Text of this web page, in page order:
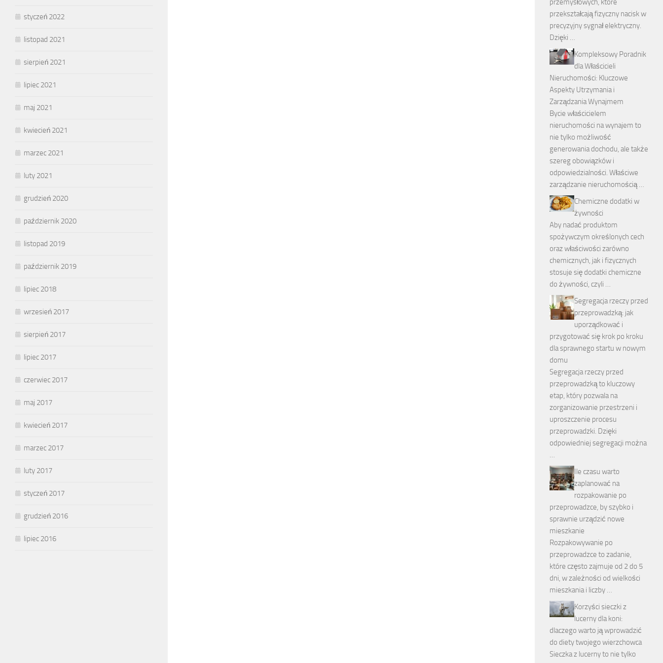
styczeń 2022
listopad 2021
sierpień 2021
lipiec 2021
maj 2021
kwiecień 2021
marzec 2021
luty 2021
grudzień 2020
październik 2020
listopad 2019
październik 2019
lipiec 2018
wrzesień 2017
sierpień 2017
lipiec 2017
czerwiec 2017
maj 2017
kwiecień 2017
marzec 2017
luty 2017
styczeń 2017
grudzień 2016
lipiec 2016
przemysłowych, które
przekształcają fizyczny nacisk w
precyzyjny sygnał elektryczny.
Dzięki …
Kompleksowy Poradnik
dla Właścicieli
Nieruchomości: Kluczowe
Aspekty Utrzymania i
Zarządzania Wynajmem
Bycie właścicielem
nieruchomości na wynajem to
nie tylko możliwość
generowania dochodu, ale także
szereg obowiązków i
odpowiedzialności. Właściwe
zarządzanie nieruchomością …
Chemiczne dodatki w
żywności
Aby nadać produktom
spożywczym określonych cech
oraz właściwości zarówno
chemicznych, jak i fizycznych
stosuje się dodatki chemiczne
do żywności, czyli …
Segregacja rzeczy przed
przeprowadzką: jak
uporządkować i
przygotować się krok po kroku
dla sprawnego startu w nowym
domu
Segregacja rzeczy przed
przeprowadzką to kluczowy
etap, który pozwala na
zorganizowanie przestrzeni i
uproszczenie procesu
przeprowadzki. Dzięki
odpowiedniej segregacji można
…
Ile czasu warto
zaplanować na
rozpakowanie po
przeprowadzce, by szybko i
sprawnie urządzić nowe
mieszkanie
Rozpakowywanie po
przeprowadzce to zadanie,
które często zajmuje od 2 do 5
dni, w zależności od wielkości
mieszkania i liczby …
Korzyści sieczki z
lucerny dla koni:
dlaczego warto ją wprowadzić
do diety twojego wierzchowca
Sieczka z lucerny to nie tylko